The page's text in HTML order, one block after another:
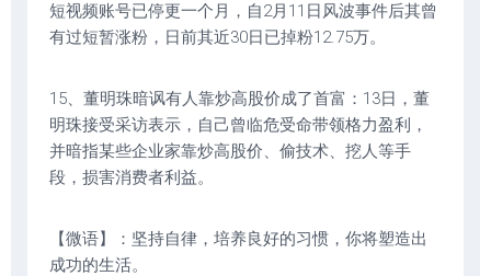
短视频账号已停更一个月，自2月11日风波事件后其曾
有过短暂涨粉，日前其近30日已掉粉12.75万。
15、董明珠暗讽有人靠炒高股价成了首富：13日，董
明珠接受采访表示，自己曾临危受命带领格力盈利，
并暗指某些企业家靠炒高股价、偷技术、挖人等手
段，损害消费者利益。
【微语】：坚持自律，培养良好的习惯，你将塑造出
成功的生活。